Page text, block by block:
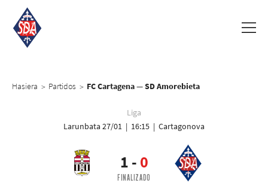
Hasiera > Partidos > FC Cartagena — SD Amorebieta
Liga
Larunbata 27/01 | 16:15 | Cartagonova
0
-
1
FINALIZADO